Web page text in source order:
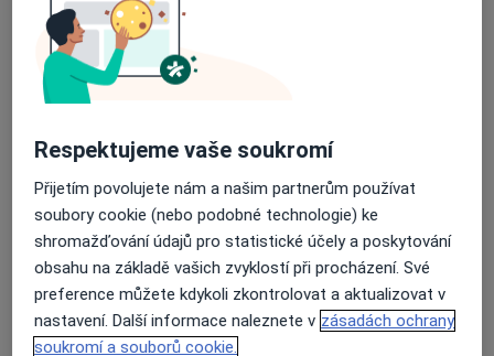
33 názorů
Recenze pacientů jsou pro nás důležité.
Specialisté nemají možnost zaplatit za
odstranění nebo změnu recenze pacienta.
Další informace. Další informace o názorech
Respektujeme vaše soukromí
Přijetím povolujete nám a našim partnerům používat
soubory cookie (nebo podobné technologie) ke
shromažďování údajů pro statistické účely a poskytování
obsahu na základě vašich zvyklostí při procházení. Své
preference můžete kdykoli zkontrolovat a aktualizovat v
nastavení. Další informace naleznete v zásadách ochrany
soukromí a souborů cookie.